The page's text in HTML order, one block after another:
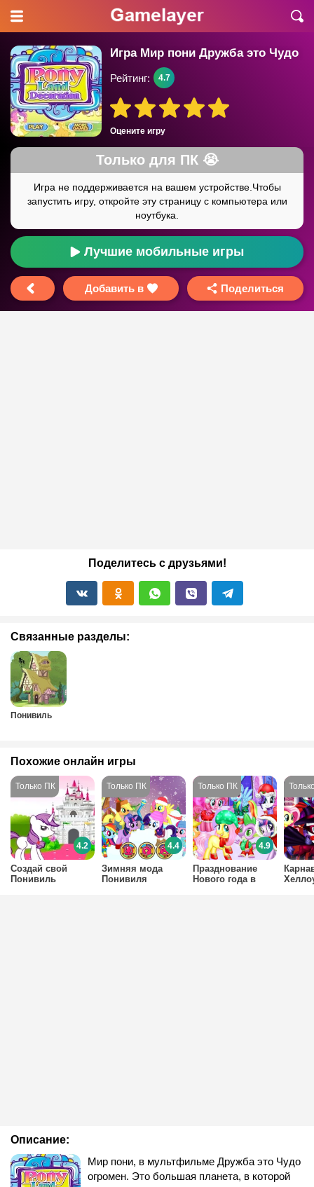
Игра Мир пони Дружба это Чудо
Оцените игру
Рейтинг: 4.7
Лучшие мобильные игры
Добавить в Поделиться
Поделитесь с друзьями!
Связанные разделы:
Понивиль
Описание:
Мир пони, в мультфильме Дружба это Чудо
огромен. Это большая планета, в которой
Похожие онлайн игры
Создай свой
Понивиль
4.2
Зимняя мода
Понивиля
4.4
Празднование
Нового года в
4.9